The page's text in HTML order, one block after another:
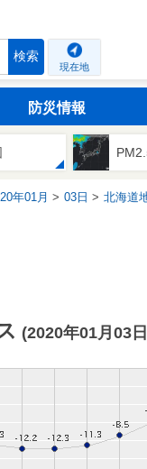
検索
現在地
防災情報
年01月 03日 北海道
(2020年01月03